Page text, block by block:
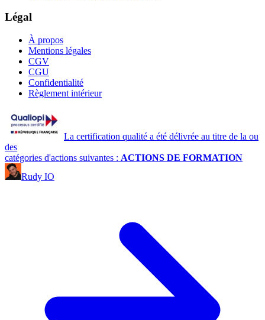
Légal
À propos
Mentions légales
CGV
CGU
Confidentialité
Règlement intérieur
La certification qualité a été délivrée au titre de la ou
des
catégories d'actions suivantes : ACTIONS DE FORMATION
Rudy IO